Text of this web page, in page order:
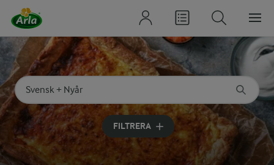
Sök på kategori eller ingrediens
Skriv in sökord för att få förslag
FILTRERA